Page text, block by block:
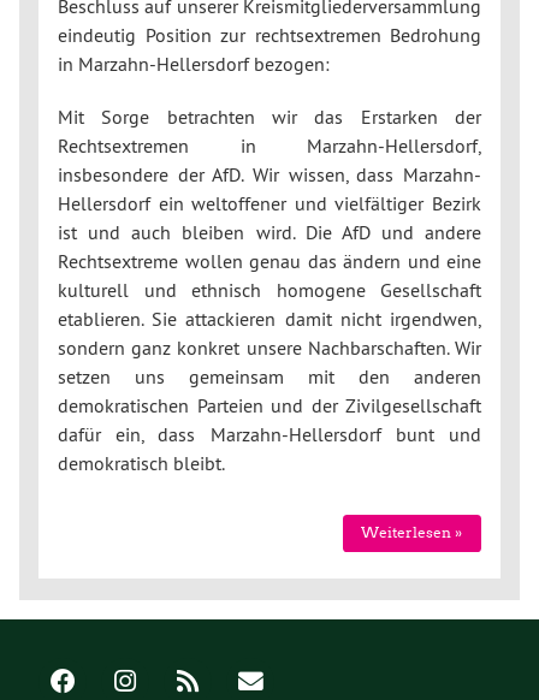
Beschluss auf unserer Kreismitgliederversammlung
eindeutig Position zur rechtsextremen Bedrohung
in Marzahn-Hellersdorf bezogen:
Mit Sorge betrachten wir das Erstarken der
Rechtsextremen in Marzahn-Hellersdorf,
insbesondere der AfD. Wir wissen, dass Marzahn-
Hellersdorf ein weltoffener und vielfältiger Bezirk
ist und auch bleiben wird. Die AfD und andere
Rechtsextreme wollen genau das ändern und eine
kulturell und ethnisch homogene Gesellschaft
etablieren. Sie attackieren damit nicht irgendwen,
sondern ganz konkret unsere Nachbarschaften. Wir
setzen uns gemeinsam mit den anderen
demokratischen Parteien und der Zivilgesellschaft
dafür ein, dass Marzahn-Hellersdorf bunt und
demokratisch bleibt.
Weiterlesen »